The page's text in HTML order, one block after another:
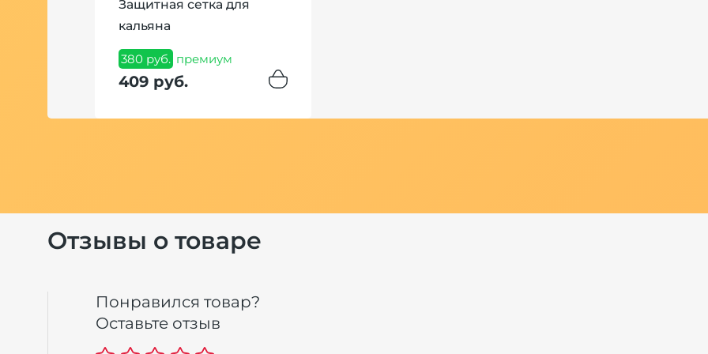
Защитная сетка для
кальяна
380 руб. премиум
409 руб.
Отзывы о товаре
Понравился товар?
Оставьте отзыв